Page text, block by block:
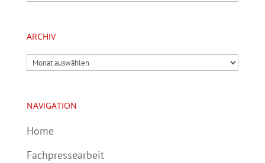
ARCHIV
Archiv
NAVIGATION
Home
Fachpressearbeit